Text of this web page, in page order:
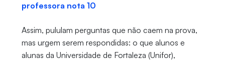
professora nota 10
Assim, pululam perguntas que não caem na prova,
mas urgem serem respondidas: o que alunos e
alunas da Universidade de Fortaleza (Unifor),